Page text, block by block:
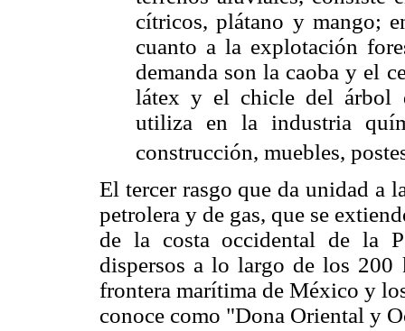
cítricos, plátano y mango;
cuanto a la explotación
demanda son la caoba y el
látex y el chicle del árbol
utiliza en la industria
construcción, muebles,
El tercer rasgo que da unidad a
petrolera y de gas, que se
de la costa occidental de la
dispersos a lo largo de los
frontera marítima de México y
conoce como "Dona Oriental y